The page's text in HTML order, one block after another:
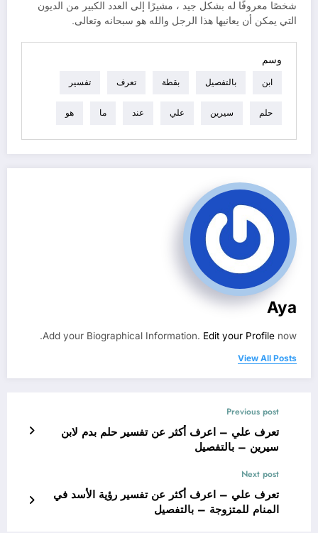
شخصًا معروفًا له بشكل جيد ، مشيرًا إلى العدد الكبير من الديون
التي يمكن أن يعانيها هذا الرجل والله هو سبحانه وتعالى.
وسم
ابن بالتفصيل بقطة تعرف تفسير
حلم سيرين علي عند ما هو
Aya
Add your Biographical Information. Edit your Profile now.
View All Posts
Previous post
تعرف علي – اعرف أكثر عن تفسير حلم بدم لابن
سيرين – بالتفصيل
Next post
تعرف علي – اعرف أكثر عن تفسير رؤية الأسد في
المنام للمتزوجة – بالتفصيل